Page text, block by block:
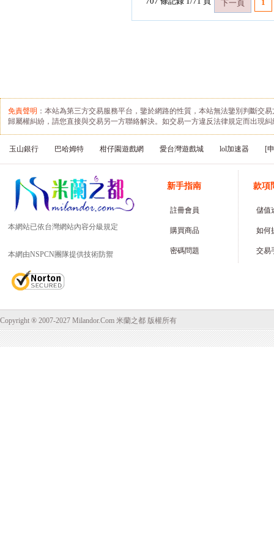
下一頁 1
免責聲明 ：本站為第三方交易服務平台，鑒於網路的性質，本站無法鑒別判斷交
歸屬權糾紛，請您直接與交易另一方聯絡解決。如交易一方違反法律規定而出現
玉山銀行 巴哈姆特 柑仔園遊戲網 愛台灣遊戲城 lol加速器 [
本網站已依台灣網站內容分級規定
本網由NSPCN團隊提供技術防禦
新手指南
註冊會員
購買商品
密碼問題
款項
儲值
如何
交易
Copyright ® 2007-2027 Milandor.Com 米蘭之都 版權所有